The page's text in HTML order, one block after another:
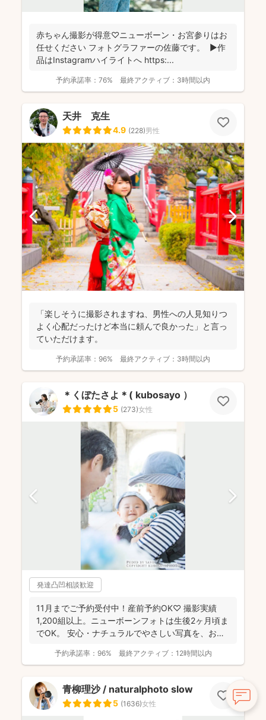
赤ちゃん撮影が得意♡ニューボーン・お宮参りはお
任せください フォトグラファーの佐藤です。 ▶︎作
品はInstagramハイライトへ https:...
予約承諾率： 76% 最終アクティブ： 3時間以内
天井 克生
4.9 (228)男性
「楽しそうに撮影されますね、男性への人見知りつ
よく心配だったけど本当に頼んで良かった」と言っ
ていただけます。
予約承諾率： 96% 最終アクティブ： 3時間以内
＊くぼたさよ＊( kubosayo ）
5 (273)女性
発達凸凹相談歓迎
11月までご予約受付中！産前予約OK♡ 撮影実績
1,200組以上。ニューボーンフォトは生後2ヶ月頃ま
でOK。 安心・ナチュラルでやさしい写真を、お子
予約承諾率： 96% 最終アクティブ： 12時間以内
青柳理沙 / naturalphoto slow
5 (1636)女性